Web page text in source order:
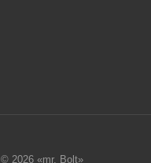
© 2026 «mr. Bolt»